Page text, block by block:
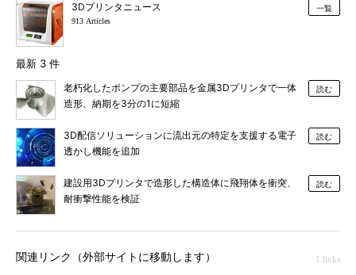
3Dプリンタニュース
913 Articles
一覧
最新 3 件
老朽化したポンプの主要部品を金属3Dプリンタで一体
造形、納期を3分の1に短縮
読む
3D配信ソリューションに流出元の特定を支援する電子
透かし機能を追加
読む
建設用3Dプリンタで造形した構造体に飛翔体を衝突、
耐衝撃性能を検証
読む
関連リンク（外部サイトに移動します） 1 links